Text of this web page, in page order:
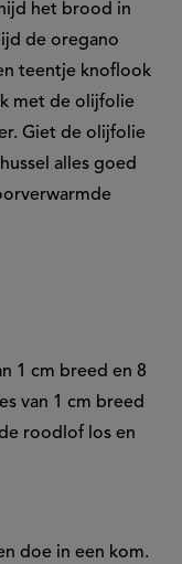
het brood in
de oregano
teentje knoflook
met de olijfolie
Giet de olijfolie
alles goed
1 cm breed en 8
van 1 cm breed
roodlof los en
doe in een kom.